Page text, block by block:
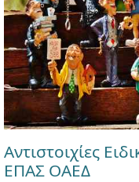
Αντιστοιχίες
ΕΠΑΣ ΟΑΕΔ